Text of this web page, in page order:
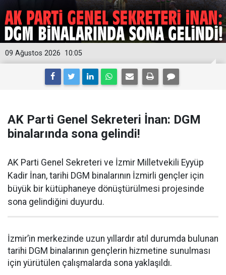
10:05
09 Ağustos 2026
AK Parti Genel Sekreteri İnan: DGM
binalarında sona gelindi!
AK Parti Genel Sekreteri ve İzmir Milletvekili Eyyüp
Kadir İnan, tarihi DGM binalarının İzmirli gençler için
büyük bir kütüphaneye dönüştürülmesi projesinde
sona gelindiğini duyurdu.
İzmir’in merkezinde uzun yıllardır atıl durumda bulunan
tarihi DGM binalarının gençlerin hizmetine sunulması
için yürütülen çalışmalarda sona yaklaşıldı.